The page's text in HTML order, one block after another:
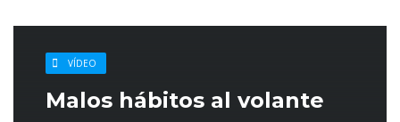
VÍDEO
Malos hábitos al volante